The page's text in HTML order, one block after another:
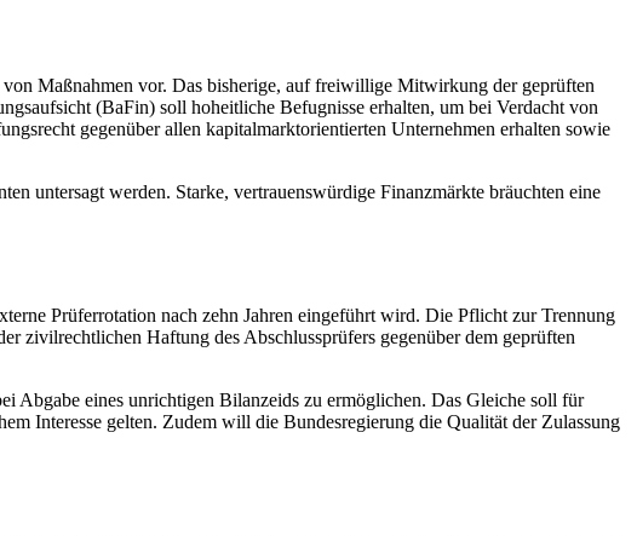
von Maßnahmen vor. Das bisherige, auf freiwillige Mitwirkung der geprüften
(BaFin) soll hoheitliche Befugnisse erhalten, um bei Verdacht von
gegenüber allen kapitalmarktorientierten Unternehmen erhalten sowie
untersagt werden. Starke, vertrauenswürdige Finanzmärkte bräuchten eine
Prüferrotation nach zehn Jahren eingeführt wird. Die Pflicht zur Trennung
zivilrechtlichen Haftung des Abschlussprüfers gegenüber dem geprüften
Abgabe eines unrichtigen Bilanzeids zu ermöglichen. Das Gleiche soll für
Interesse gelten. Zudem will die Bundesregierung die Qualität der Zulassung